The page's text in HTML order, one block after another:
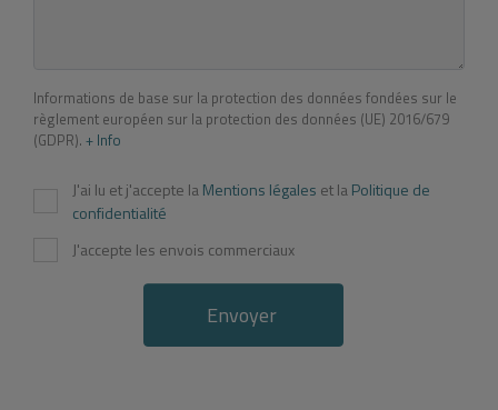
Informations de base sur la protection des données fondées sur le
règlement européen sur la protection des données (UE) 2016/679
(GDPR). + Info
J'ai lu et j'accepte laMentions légales et laPolitique de
confidentialité
J'accepte les envois commerciaux
Envoyer